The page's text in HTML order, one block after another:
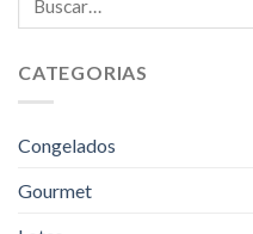
CATEGORIAS
Congelados
Gourmet